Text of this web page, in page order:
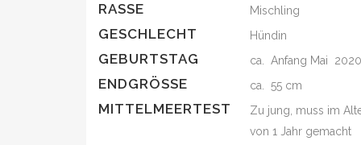
RASSE Mischling
GESCHLECHT Hündin
GEBURTSTAG ca. Anfang Mai 2020
ENDGRÖSSE ca. 55 cm
MITTELMEERTEST
Zu jung, muss im
von 1 Jahr gemacht